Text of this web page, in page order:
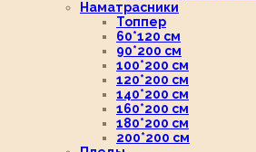
Наматрасники
Топпер
60*120 см
90*200 см
100*200 см
120*200 см
140*200 см
160*200 см
180*200 см
200*200 см